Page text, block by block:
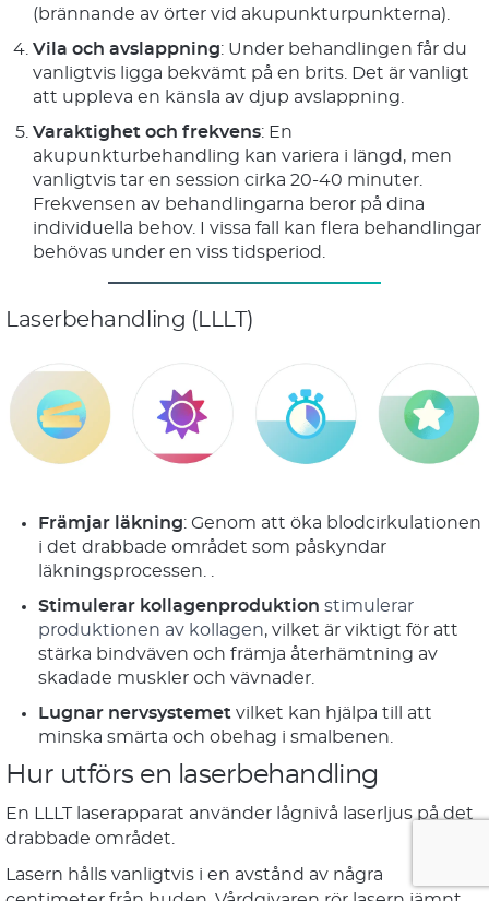
(brännande av örter vid akupunkturpunkterna).
Vila och avslappning: Under behandlingen får du
vanligtvis ligga bekvämt på en brits. Det är vanligt
att uppleva en känsla av djup avslappning.
Varaktighet och frekvens: En
akupunkturbehandling kan variera i längd, men
vanligtvis tar en session cirka 20-40 minuter.
Frekvensen av behandlingarna beror på dina
individuella behov. I vissa fall kan flera behandlingar
behövas under en viss tidsperiod.
Laserbehandling (LLLT)
Främjar läkning: Genom att öka blodcirkulationen
i det drabbade området som påskyndar
läkningsprocessen. .
Stimulerar kollagenproduktion stimulerar
produktionen av kollagen, vilket är viktigt för att
stärka bindväven och främja återhämtning av
skadade muskler och vävnader.
Lugnar nervsystemet vilket kan hjälpa till att
minska smärta och obehag i smalbenen.
Hur utförs en laserbehandling
En LLLT laserapparat använder lågnivå laserljus på det
drabbade området.
Lasern hålls vanligtvis i en avstånd av några